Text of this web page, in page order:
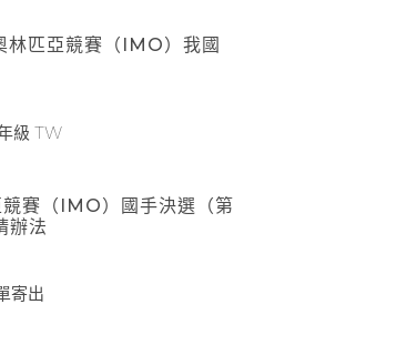
匹亞競賽（IMO）我國
級 TW
賽（IMO）國手決選（第
辦法
寄出